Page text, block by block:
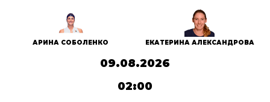
АРИНА СОБОЛЕНКО ЕКАТЕРИНА АЛЕКСАНДРОВА
09.08.2026
02:00